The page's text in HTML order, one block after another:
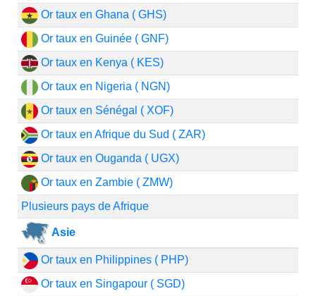
Or taux en Ghana ( GHS)
Or taux en Guinée ( GNF)
Or taux en Kenya ( KES)
Or taux en Nigeria ( NGN)
Or taux en Sénégal ( XOF)
Or taux en Afrique du Sud ( ZAR)
Or taux en Ouganda ( UGX)
Or taux en Zambie ( ZMW)
Plusieurs pays de Afrique
Asie
Or taux en Philippines ( PHP)
Or taux en Singapour ( SGD)